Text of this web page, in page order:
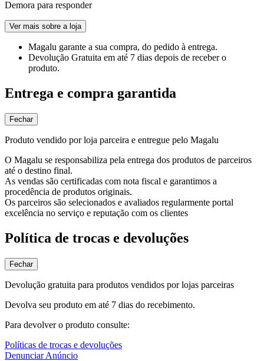
Demora para responder
Ver mais sobre a loja
Magalu garante a sua compra, do pedido à entrega.
Devolução Gratuita em até 7 dias depois de receber o
produto.
Entrega e compra garantida
Fechar
Produto vendido por loja parceira e entregue pelo Magalu
O Magalu se responsabiliza pela entrega dos produtos de parceiros
até o destino final.
As vendas são certificadas com nota fiscal e garantimos a
procedência de produtos originais.
Os parceiros são selecionados e avaliados regularmente portal
excelência no serviço e reputação com os clientes
Política de trocas e devoluções
Fechar
Devolução gratuita para produtos vendidos por lojas parceiras
Devolva seu produto em até 7 dias do recebimento.
Para devolver o produto consulte:
Políticas de trocas e devoluções
Denunciar Anúncio